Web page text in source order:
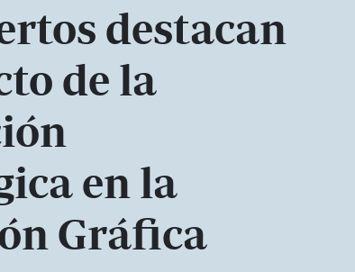
destacan
de la
en la
Gráficaen primera fila,